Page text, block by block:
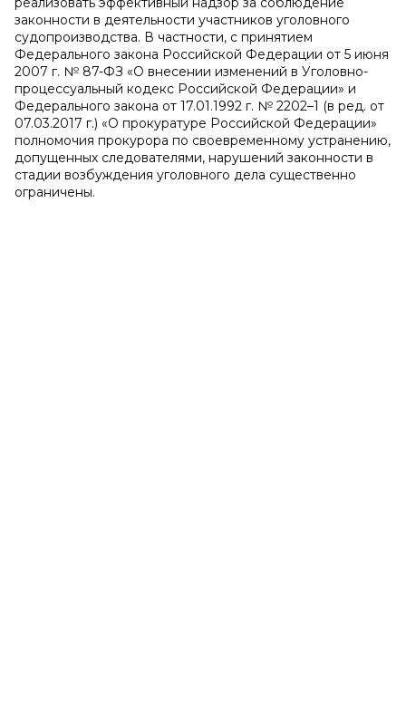
законности в деятельности участников уголовного
судопроизводства. В частности, с принятием
Федерального закона Российской Федерации от 5 июня
2007 г. № 87-ФЗ «О внесении изменений в Уголовно-
процессуальный кодекс Российской Федерации» и
Федерального закона от 17.01.1992 г. № 2202–1 (в ред. от
07.03.2017 г.) «О прокуратуре Российской Федерации»
полномочия прокурора по своевременному устранению,
допущенных следователями, нарушений законности в
стадии возбуждения уголовного дела существенно
ограничены.